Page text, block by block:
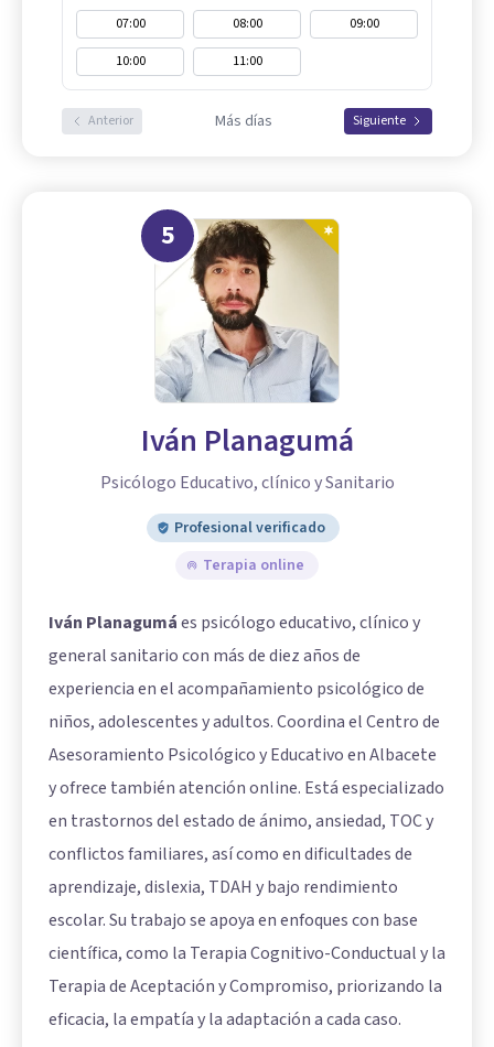
07:00 08:00
09:00
10:00
11:00
Anterior Más días Siguiente
5
Iván Planagumá
Psicólogo Educativo, clínico y Sanitario
Profesional verificado
Terapia online
Iván Planagumáes psicólogo educativo, clínico y
general sanitario con más de diez años de
experiencia en el acompañamiento psicológico de
niños, adolescentes y adultos. Coordina el Centro de
Asesoramiento Psicológico y Educativo en Albacete
y ofrece también atención online. Está especializado
en trastornos del estado de ánimo, ansiedad, TOC y
conflictos familiares, así como en dificultades de
aprendizaje, dislexia, TDAH y bajo rendimiento
escolar. Su trabajo se apoya en enfoques con base
científica, como la Terapia Cognitivo-Conductual y la
Terapia de Aceptación y Compromiso, priorizando la
eficacia, la empatía y la adaptación a cada caso.